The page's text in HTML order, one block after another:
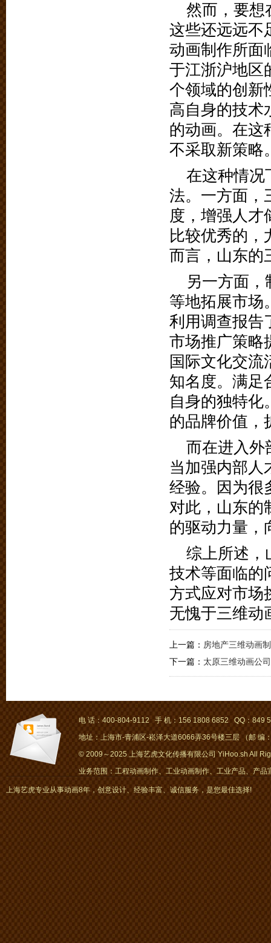
然而，要想
这些还远远不
动画制作所面
于江浙沪地区
个领域的创新
高自身的技术
的动画。在这
不采取新策略
在这种情况
法。一方面，
度，增强人才
比较优秀的，
而言，山东的
另一方面
等地拓展市场
利用调查报告
市场推广策略
国际文化交流
知名度。满足
自身的独特化
的品牌价值，
而在进入外
当加强内部人
经验。因为很
对此，山东的
的驱动力量，
综上所述，
技术等面临的
方式应对市场
无愧于三维动
上一篇： 房地产三维动画
下一篇： 太原三维动画公
电 话：400-804-9112 手 机：156 1808 6852 QQ：849
地址：上海市-青浦区-崧泽大道6066弄36号楼三层 （邮 编
© 2009～2025 上海艺虎文化传播有限公司 YiHoo.sh All
业务范围：工程动画制作、工业动画制作、工业产品、产
画、mg动画
上海艺虎专业从事动画8年，创意设计、经验丰富、诚信服务，是您最佳选择!